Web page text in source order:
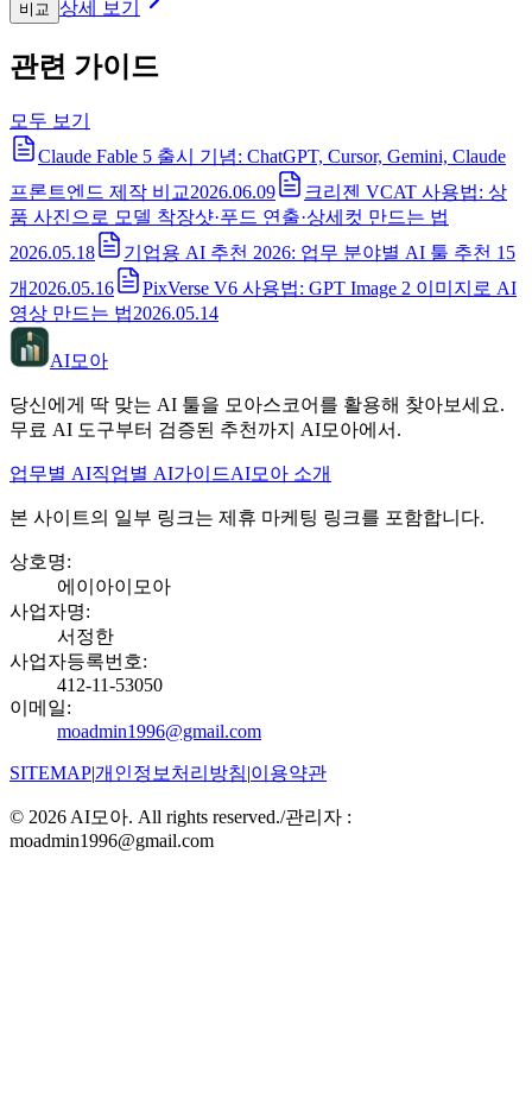
비교 상세 보기
관련 가이드
모두 보기
Claude Fable 5 출시 기념: ChatGPT, Cursor, Gemini, Claude
프론트엔드 제작 비교2026.06.09
크리젠 VCAT 사용법: 상
품 사진으로 모델 착장샷·푸드 연출·상세컷 만드는 법
2026.05.18
기업용 AI 추천 2026: 업무 분야별 AI 툴 추천 15
개 2026.05.16
PixVerse V6 사용법: GPT Image 2 이미지로 AI
영상 만드는 법2026.05.14
AI모아
당신에게 딱 맞는 AI 툴을 모아스코어를 활용해 찾아보세요.
무료 AI 도구부터 검증된 추천까지 AI모아에서.
업무별 AI직업별 AI가이드AI모아 소개
본 사이트의 일부 링크는 제휴 마케팅 링크를 포함합니다.
상호명:
에이아이모아
사업자명:
서정한
사업자등록번호:
412-11-53050
이메일:
moadmin1996@gmail.com
SITEMAP|개인정보처리방침|이용약관
© 2026 AI모아. All rights reserved./관리자 :
moadmin1996@gmail.com